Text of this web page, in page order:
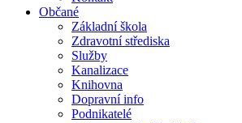
Občané
Základní škola
Zdravotní střediska
Služby
Kanalizace
Knihovna
Dopravní info
Podnikatelé